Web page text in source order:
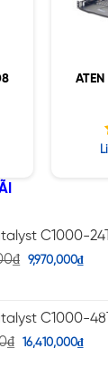
ATEN
C1000-
₫ 9,970,000₫
C1000-
₫ 16,410,000₫